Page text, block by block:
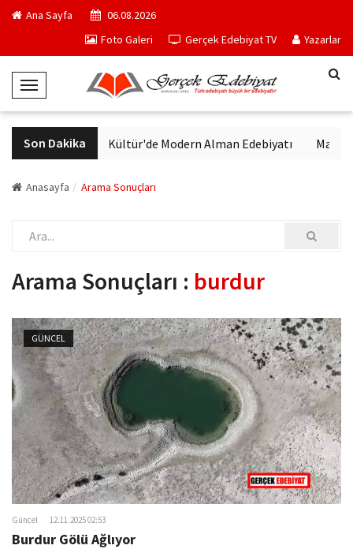
Ana Sayfa
06.08.2026
Foto Galeri
Gerçek Edebiyat TV Yazarlar
T
o
g
g
e
v
g
t
i
o
Son Dakika
VakıfBank Kültür'de Modern Alman Edebiyatı
Anasayfa Arama Sonuçları
Arama Sonuçları : burdur
GÜNCEL
Güncel 12.11.2025 02:53
Burdur Gölü Ağlıyor